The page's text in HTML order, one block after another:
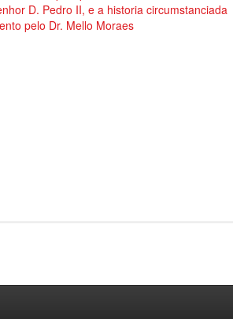
D. Pedro II, e a historia circumstanciada
pelo Dr. Mello Moraes